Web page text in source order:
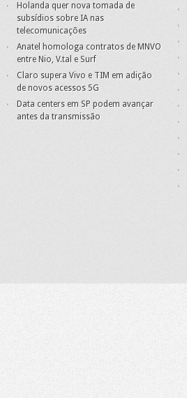
Holanda quer nova tomada de
subsídios sobre IA nas
telecomunicações
Anatel homologa contratos de MNVO
entre Nio, V.tal e Surf
Claro supera Vivo e TIM em adição
de novos acessos 5G
Data centers em SP podem avançar
antes da transmissão